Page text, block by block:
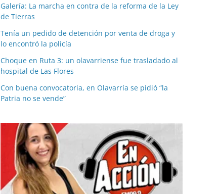
Galería: La marcha en contra de la reforma de la Ley
de Tierras
Tenía un pedido de detención por venta de droga y
lo encontró la policía
Choque en Ruta 3: un olavarriense fue trasladado al
hospital de Las Flores
Con buena convocatoria, en Olavarría se pidió “la
Patria no se vende”